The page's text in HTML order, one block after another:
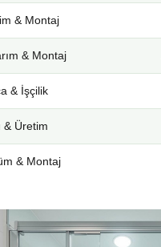
& Montaj
& Montaj
& İşçilik
& Üretim
& Montaj